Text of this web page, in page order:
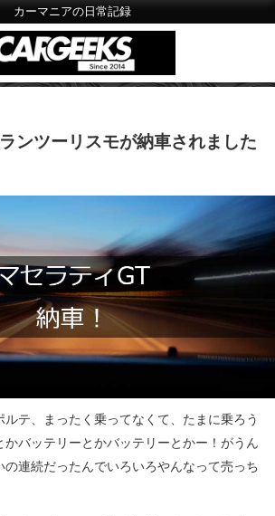
カーマニアの日常記録
ンツーリスモが納車されました
ルテ、まったく乗ってなくて、たまに乗ろう
かバッテリーとかバッテリーとかー！がうん
の連続だったんでいろいろやんなって売っち